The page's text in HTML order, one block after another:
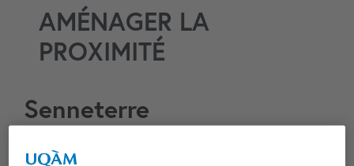
AMÉNAGER LA
PROXIMITÉ
Senneterre
Municipalité :